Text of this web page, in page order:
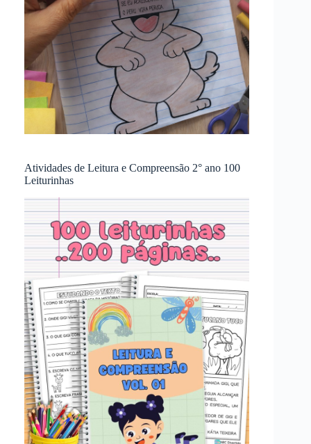
Atividades de Leitura e Compreensão 2° ano 100
Leiturinhas